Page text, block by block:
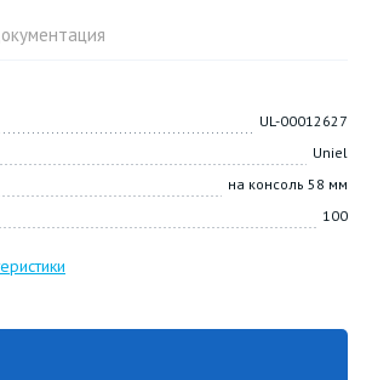
UL-00012627
Uniel
на консоль 58 мм
100